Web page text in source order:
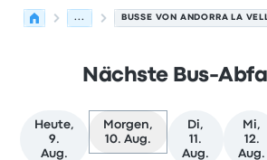
... BUSSE VON ANDORRA LA
Nächste Bus-
Heute,
9.
Aug.
Morgen,
10. Aug.
Di,
11.
Aug.
Mi,
12.
Aug.